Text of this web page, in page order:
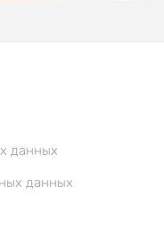
данных
данных